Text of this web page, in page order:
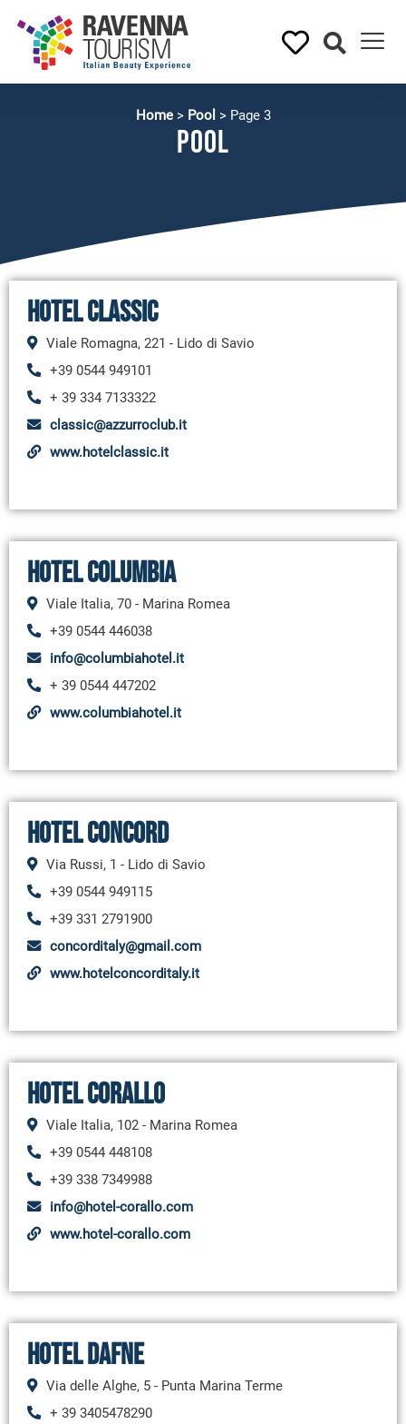
Home> Pool > Page 3
Pool
Hotel Classic
Viale Romagna, 221 - Lido di Savio
+39 0544 949101
+ 39 334 7133322
classic@azzurroclub.it
www.hotelclassic.it
Hotel Columbia
Viale Italia, 70 - Marina Romea
+39 0544 446038
info@columbiahotel.it
+ 39 0544 447202
www.columbiahotel.it
Hotel Concord
Via Russi, 1 - Lido di Savio
+39 0544 949115
+39 331 2791900
concorditaly@gmail.com
www.hotelconcorditaly.it
Hotel Corallo
Viale Italia, 102 - Marina Romea
+39 0544 448108
+39 338 7349988
info@hotel-corallo.com
www.hotel-corallo.com
Hotel Dafne
Via delle Alghe, 5 - Punta Marina Terme
+ 39 3405478290